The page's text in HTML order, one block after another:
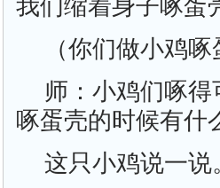
我们缩着身子啄蛋
（你们做小鸡
师：小鸡们啄
啄蛋壳的时候有什
这只小鸡说一